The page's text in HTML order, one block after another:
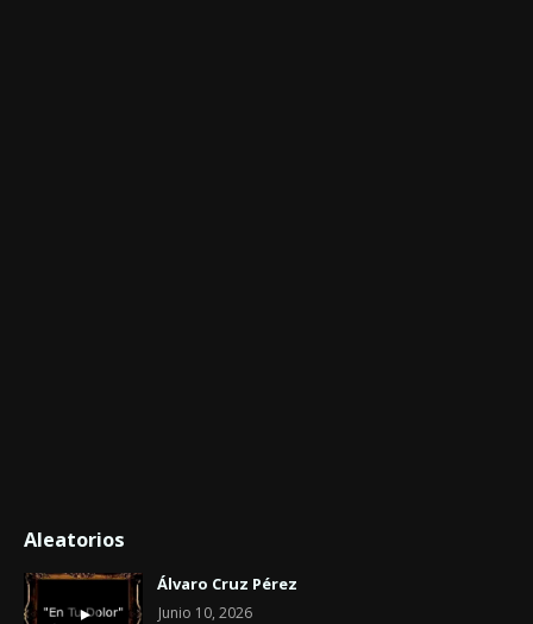
Aleatorios
Álvaro Cruz Pérez
Junio 10, 2026